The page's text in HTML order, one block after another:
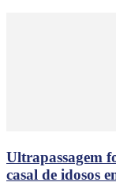
Ultrapassagem
casal de idosos